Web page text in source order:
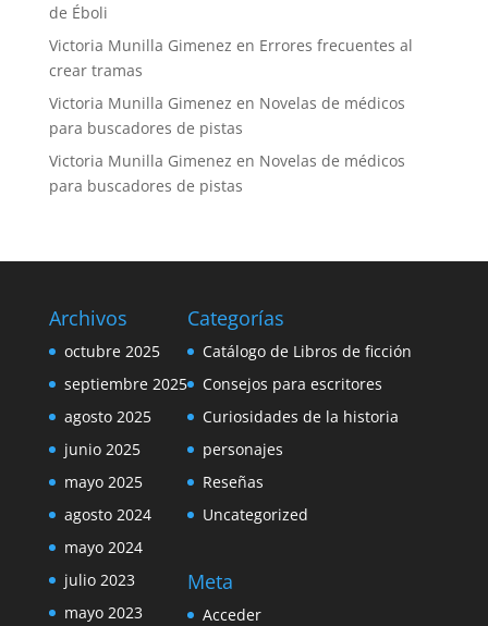
de Éboli
Victoria Munilla Gimenez en Errores frecuentes al
crear tramas
Victoria Munilla Gimenez en Novelas de médicos
para buscadores de pistas
Victoria Munilla Gimenez en Novelas de médicos
para buscadores de pistas
Archivos
octubre 2025
septiembre 2025
agosto 2025
junio 2025
mayo 2025
agosto 2024
mayo 2024
julio 2023
mayo 2023
Categorías
Catálogo de Libros de ficción
Consejos para escritores
Curiosidades de la historia
personajes
Reseñas
Uncategorized
Meta
Acceder